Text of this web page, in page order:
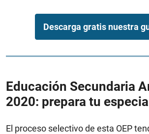
Descarga gratis nuestra
Educación Secundaria
2020: prepara tu
El proceso selectivo de esta OEP